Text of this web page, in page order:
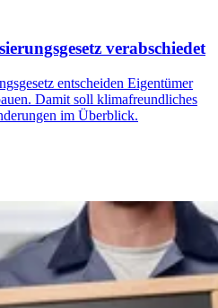
verabschiedet
entscheiden Eigentümer
Damit soll klimafreundliches
im Überblick.